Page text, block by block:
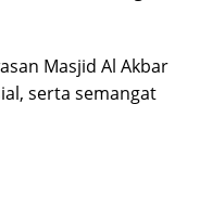
Masjid Al Akbar
serta semangat